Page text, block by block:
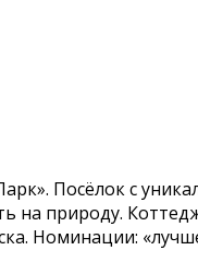
Посёлок с
на природу.
Номинации: